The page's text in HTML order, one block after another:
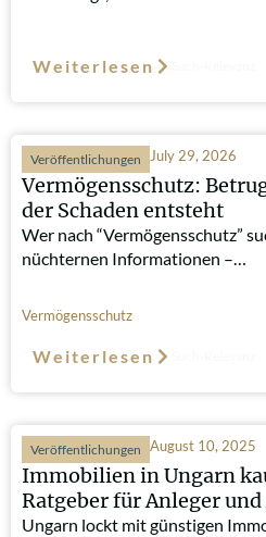
Weiterlesen
Veröffentlichungen July 29, 2026
Vermögensschutz:
der Schaden entsteht
Wer nach “Vermögensschutz”
nüchternen Informationen –…
Vermögensschutz
Weiterlesen
Veröffentlichungen August 10, 2025
Immobilien in Ungarn
Ratgeber für Anleger
Ungarn lockt mit günstigen